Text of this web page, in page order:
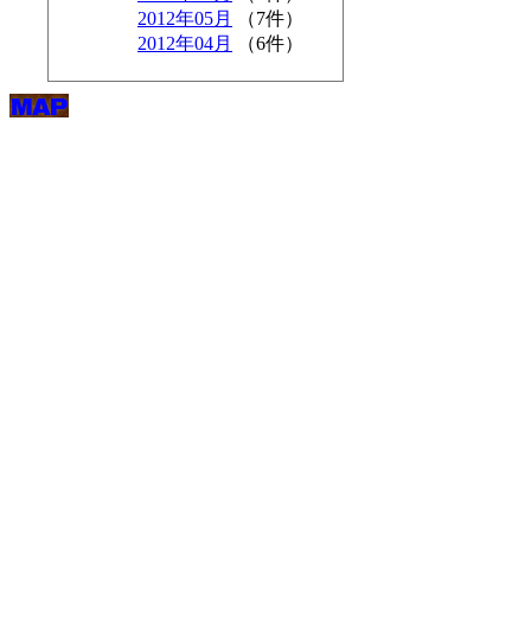
2012年05月
（7件）
2012年04月
（6件）